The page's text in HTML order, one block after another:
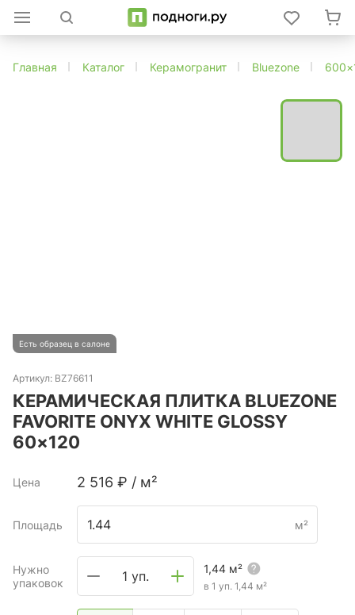
Главная Каталог Керамогранит Bluezone
Есть образец в салоне
Артикул: BZ76611
КЕРАМИЧЕСКАЯ ПЛИТКА BLUEZONE
FAVORITE ONYX WHITE GLOSSY
60×120
Цена 2 516 ₽ / м²
Площадь м²
Нужно
упаковок
1 уп. 1,44 м²
в 1 уп. 1,44 м²